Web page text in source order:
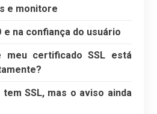
e monitore
e na confiança do usuário
meu certificado SSL está
SSL, mas o aviso ainda